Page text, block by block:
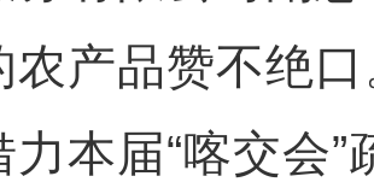
农产品赞不绝
届“喀交会”